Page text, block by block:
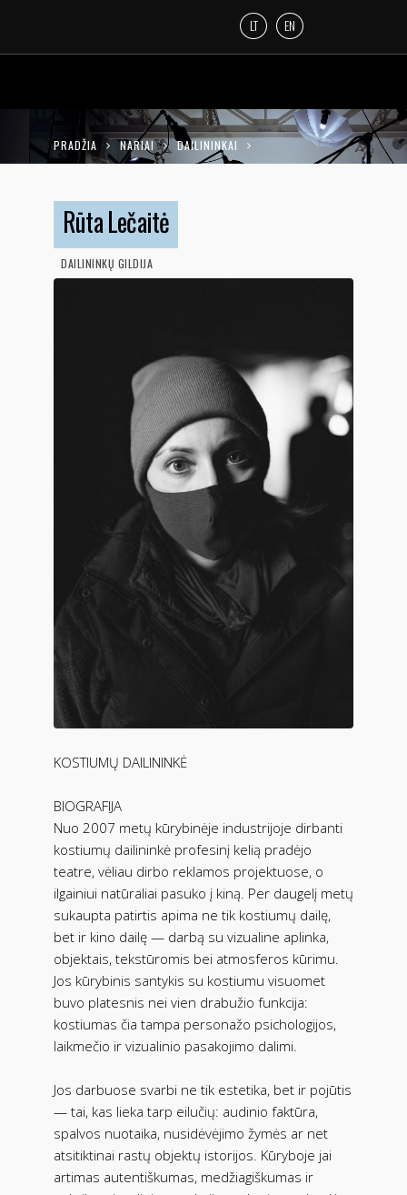
LT EN
PRADŽIA NARIAI DAILININKAI
Rūta Lečaitė
DAILININKŲ GILDIJA
KOSTIUMŲ DAILININKĖ
BIOGRAFIJA
Nuo 2007 metų kūrybinėje industrijoje dirbanti
kostiumų dailininkė profesinį kelią pradėjo
teatre, vėliau dirbo reklamos projektuose, o
ilgainiui natūraliai pasuko į kiną. Per daugelį metų
sukaupta patirtis apima ne tik kostiumų dailę,
bet ir kino dailę — darbą su vizualine aplinka,
objektais, tekstūromis bei atmosferos kūrimu.
Jos kūrybinis santykis su kostiumu visuomet
buvo platesnis nei vien drabužio funkcija:
kostiumas čia tampa personažo psichologijos,
laikmečio ir vizualinio pasakojimo dalimi.
Jos darbuose svarbi ne tik estetika, bet ir pojūtis
— tai, kas lieka tarp eilučių: audinio faktūra,
spalvos nuotaika, nusidėvėjimo žymės ar net
atsitiktinai rastų objektų istorijos. Kūryboje jai
artimas autentiškumas, medžiagiškumas ir